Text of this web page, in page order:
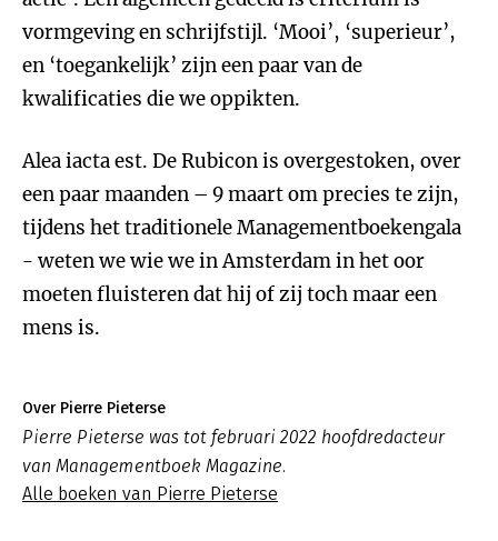
vormgeving en schrijfstijl. ‘Mooi’, ‘superieur’,
en ‘toegankelijk’ zijn een paar van de
kwalificaties die we oppikten.
Alea iacta est. De Rubicon is overgestoken, over
een paar maanden – 9 maart om precies te zijn,
tijdens het traditionele Managementboekengala
- weten we wie we in Amsterdam in het oor
moeten fluisteren dat hij of zij toch maar een
mens is.
Over Pierre Pieterse
Pierre Pieterse was tot februari 2022 hoofdredacteur
van Managementboek Magazine.
Alle boeken van Pierre Pieterse